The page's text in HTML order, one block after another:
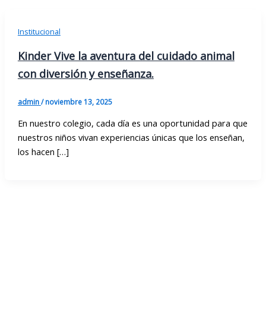
Institucional
Kinder Vive la aventura del cuidado animal
con diversión y enseñanza.
admin/noviembre 13, 2025
En nuestro colegio, cada día es una oportunidad para que
nuestros niños vivan experiencias únicas que los enseñan,
los hacen […]